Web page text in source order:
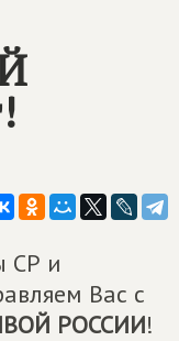
СР и
Вас с
РОССИИ!